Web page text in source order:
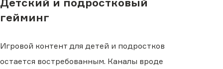
гейминг
Игровой контент для детей и подростков
остается востребованным. Каналы вроде